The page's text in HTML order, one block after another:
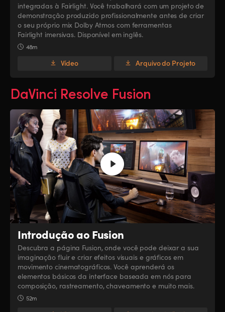
integradas à Fairlight. Você trabalhará com um projeto de
demonstração produzido profissionalmente antes de criar
o seu próprio mix Dolby Atmos com ferramentas
Fairlight imersivas. Disponível em inglês.
48m
Vídeo Arquivo do Projeto
DaVinci Resolve Fusion
Introdução ao Fusion
Descubra a página Fusion, onde você pode deixar a sua
imaginação fluir e criar efeitos visuais e gráficos em
movimento cinematográficos. Você aprenderá os
elementos básicos da interface baseada em nós para
composição, rastreamento, chaveamento e muito mais.
52m